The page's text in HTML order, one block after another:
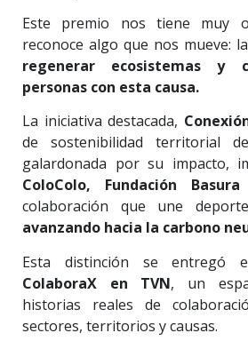
Este premio nos tiene muy
reconoce algo que nos mueve:
regenerar ecosistemas y
personas con esta causa.
La iniciativa destacada,
de sostenibilidad territorial
galardonada por su impacto,
ColoColo, Fundación
colaboración que une
avanzando hacia la carbono
Esta distinción se entregó
ColaboraX en TVN, un
historias reales de
sectores, territorios y causas.